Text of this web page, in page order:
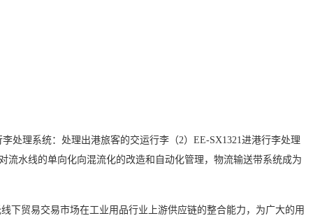
李处理系统：处理出港旅客的交运行李（2） EE-SX1321进港行李处理
流水线的单向化向混流化的改造和自动化管理，物流输送带系统成为
下贸易交易市场在工业用品行业上游供应链的整合能力，为广大的用